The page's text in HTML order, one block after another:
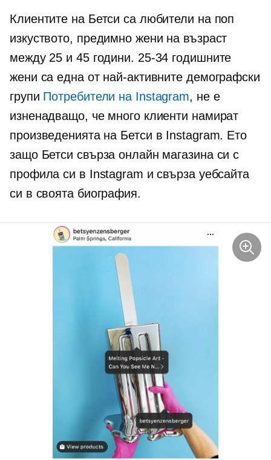
Клиентите на Бетси са любители на поп
изкуството, предимно жени на възраст
между 25 и 45 години. 25-34 годишните
жени са една от най-активните демографски
групи Потребители на Instagram, не е
изненадващо, че много клиенти намират
произведенията на Бетси в Instagram. Ето
защо Бетси свърза онлайн магазина си с
профила си в Instagram и свърза уебсайта
си в своята биография.